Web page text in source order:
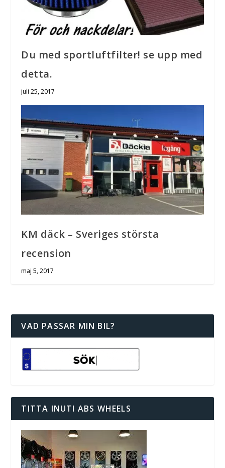
Du med sportluftfilter! se upp med
detta.
juli 25, 2017
KM däck – Sveriges största
recension
maj 5, 2017
VAD PASSAR MIN BIL?
TITTA INUTI ABS WHEELS